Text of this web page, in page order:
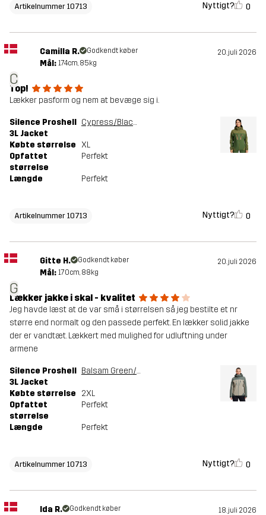
Artikelnummer 10713 Nyttigt? 0
C
Camilla R. Godkendt køber 20. juli 2026
Mål: 174cm, 85kg
Top!
Lækker pasform og nem at bevæge sig i.
Silence Proshell
3L Jacket
Cypress/Black Forest
Købte størrelse
XL
Opfattet
størrelse
Perfekt
Længde Perfekt
Artikelnummer 10713 Nyttigt? 0
G
Gitte H. Godkendt køber 20. juli 2026
Mål: 170cm, 88kg
Lækker jakke i skal - kvalitet
Jeg havde læst at de var små i størrelsen så jeg bestilte et nr
større end normalt og den passede perfekt. En lækker solid jakke
der er vandtæt. Lækkert med mulighed for udluftning under
armene
Silence Proshell
3L Jacket
Balsam Green/Shadow
Købte størrelse
2XL
Opfattet
størrelse
Perfekt
Længde Perfekt
Artikelnummer 10713 Nyttigt? 0
Ida R. Godkendt køber 18. juli 2026